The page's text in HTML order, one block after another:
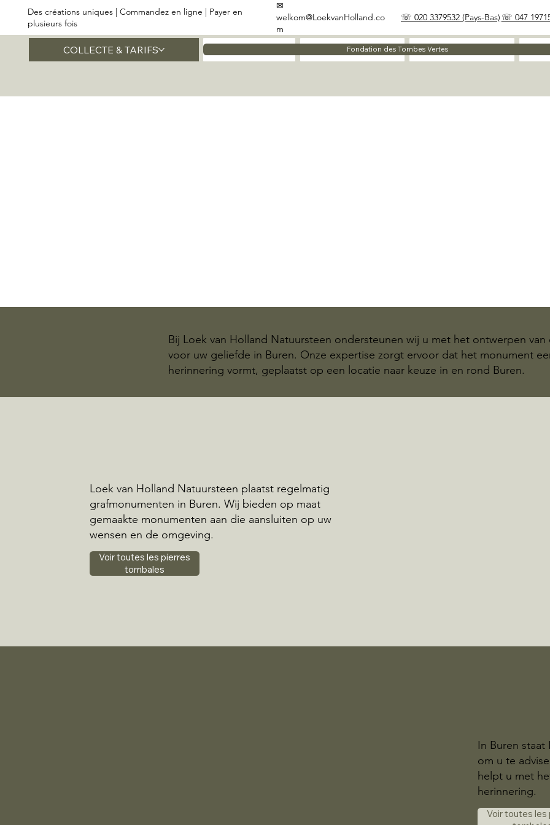
Des créations uniques | Commandez en ligne | Payer en
plusieurs fois
☏ 020 3379532 (Pays-Bas) ☏ 047
✉
welkom@LoekvanHolland.co
m
COLLECTE & TARIFS À propos Matériaux
Fondation des Tombes Vertes
Bij Loek van Holland Natuursteen ondersteunen wij u met het ontwerpen
voor uw geliefde in Buren. Onze expertise zorgt ervoor dat het monument
herinnering vormt, geplaatst op een locatie naar keuze in en rond Buren.
Loek van Holland Natuursteen plaatst regelmatig
grafmonumenten in Buren. Wij bieden op maat
gemaakte monumenten aan die aansluiten op uw
wensen en de omgeving.
Voir toutes les pierres
tombales
In Buren staat
om u te
helpt u met
herinnering.
Voir toutes les